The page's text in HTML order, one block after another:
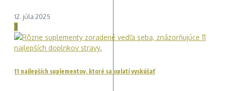
12. júla 2025
3
11 najlepších suplementov, ktoré sa oplatí vyskúšať